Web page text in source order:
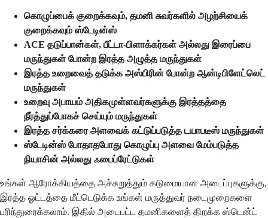
கொழுப்பைக் குறைக்கவும், தமனி சுவர்களில் அழற்சியைக்
குறைக்கவும் ஸ்டேடின்ஸ்
ACE தடுப்பான்கள், பீட்டா-பிளாக்கர்கள் அல்லது இரைப்பை
மருந்துகள் போன்ற இரத்த அழுத்த மருந்துகள்
இரத்த உறைவைத் தடுக்க அஸ்பிரின் போன்ற ஆன்டிபிளேட்லெட்
மருந்துகள்
உறைவு அபாயம் அதிகமுள்ளவர்களுக்கு இரத்தத்தை
நீர்த்துப்போகச் செய்யும் மருந்துகள்
இரத்த சர்க்கரை அளவைக் கட்டுப்படுத்த டயாபடீஸ் மருந்துகள்
ஸ்டேடின்ஸ் போதாதபோது கொழுப்பு அளவை மேம்படுத்த
நியாசின் அல்லது ஃபைப்ரேட்டுகள்
உங்கள் ஆரோக்கியத்தை அச்சுறுத்தும் கடுமையான அடைப்புகளுக்கு,
இரத்த ஓட்டத்தை மீட்டெடுக்க உங்கள் மருத்துவர் நடைமுறைகளை
பரிந்துரைக்கலாம். இதில் அடைபட்ட தமனிகளைத் திறக்க ஸ்டென்ட்